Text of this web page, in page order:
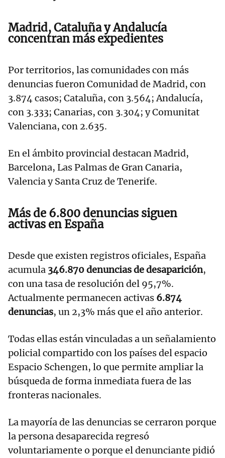
Madrid, Cataluña y Andalucía
concentran más expedientes
Por territorios, las comunidades con más
denuncias fueron Comunidad de Madrid, con
3.874 casos; Cataluña, con 3.564; Andalucía,
con 3.333; Canarias, con 3.304; y Comunitat
Valenciana, con 2.635.
En el ámbito provincial destacan Madrid,
Barcelona, Las Palmas de Gran Canaria,
Valencia y Santa Cruz de Tenerife.
Más de 6.800 denuncias siguen
activas en España
Desde que existen registros oficiales, España
acumula 346.870 denuncias de desaparición,
con una tasa de resolución del 95,7%.
Actualmente permanecen activas 6.874
denuncias, un 2,3% más que el año anterior.
Todas ellas están vinculadas a un señalamiento
policial compartido con los países del espacio
Espacio Schengen, lo que permite ampliar la
búsqueda de forma inmediata fuera de las
fronteras nacionales.
La mayoría de las denuncias se cerraron porque
la persona desaparecida regresó
voluntariamente o porque el denunciante pidió